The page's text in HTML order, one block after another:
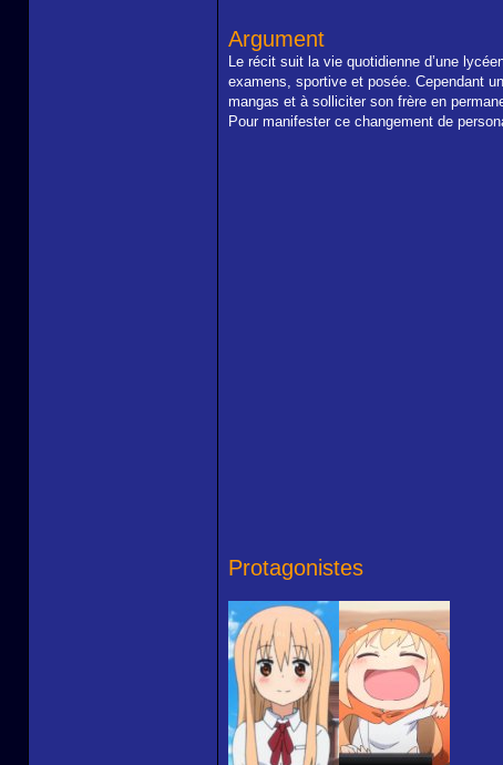
Argument
Le récit suit la vie quotidienne d’une
examens, sportive et posée. Cependant
mangas et à solliciter son frère en
Pour manifester ce changement de
Protagonistes